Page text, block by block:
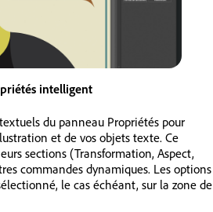
intelligent
du panneau Propriétés pour
et de vos objets texte. Ce
sections (Transformation, Aspect,
commandes dynamiques. Les options
le cas échéant, sur la zone de